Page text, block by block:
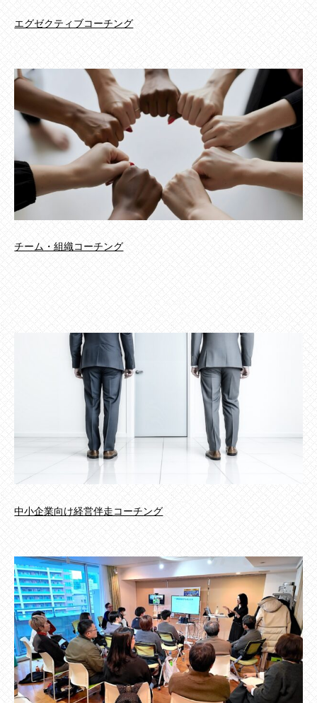
エグゼクティブコーチング
チーム・組織コーチング
中小企業向け経営伴走コーチング